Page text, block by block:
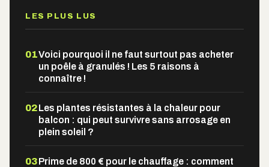
LES PLUS LUS
01Voici pourquoi il ne faut surtout pas acheter
un poêle à granulés ! Les 5 raisons à
connaître !
02Les plantes résistantes à la chaleur pour
balcon : qui peut survivre sans arrosage en
plein soleil ?
03Prime de 800 € pour le chauffage : comment